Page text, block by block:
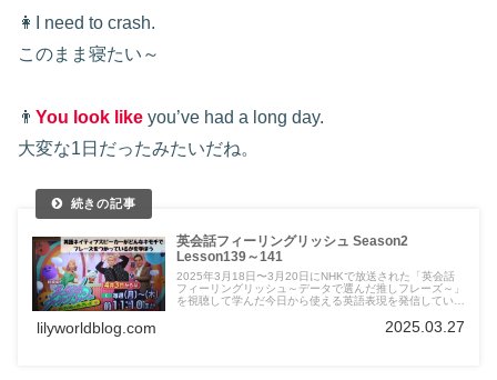
👩I need to crash.
このまま寝たい～
👨 You look like you’ve had a long day.
大変な1日だったみたいだね。
英会話フィーリングリッシュ Season2
Lesson139～141
2025年3月18日〜3月20日にNHKで放送された「英会話
フィーリングリッシュ～データで選んだ推しフレーズ～」
を視聴して学んだ今日から使える英語表現を発信していま
lilyworldblog.com 2025.03.27